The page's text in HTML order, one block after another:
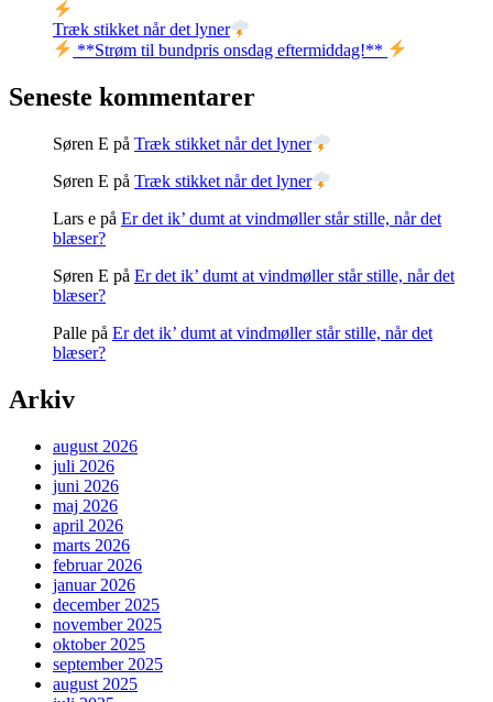
Træk stikket når det lyner
**Strøm til bundpris onsdag eftermiddag!**
Seneste kommentarer
Søren E på Træk stikket når det lyner
Søren E på Træk stikket når det lyner
Lars e på Er det ik’ dumt at vindmøller står stille, når det
blæser?
Søren E på Er det ik’ dumt at vindmøller står stille, når det
blæser?
Palle på Er det ik’ dumt at vindmøller står stille, når det
blæser?
Arkiv
august 2026
juli 2026
juni 2026
maj 2026
april 2026
marts 2026
februar 2026
januar 2026
december 2025
november 2025
oktober 2025
september 2025
august 2025